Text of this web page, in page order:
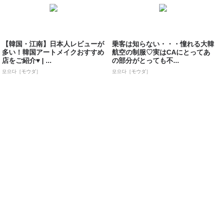
【韓国・江南】日本人レビューが
多い！韓国アートメイクおすすめ
店をご紹介♥ | ...
모으다［モウダ］
乗客は知らない・・・憧れる大韓
航空の制服♡実はCAにとってあ
の部分がとっても不...
모으다［モウダ］